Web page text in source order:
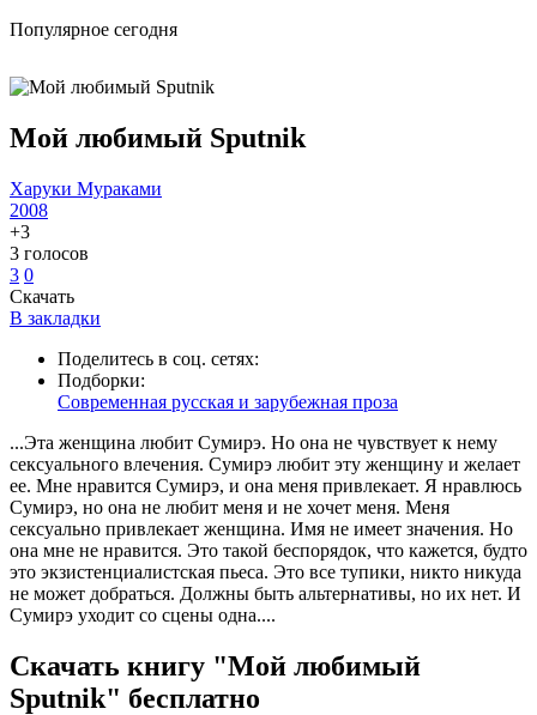
Популярное сегодня
Мой любимый Sputnik
Харуки Мураками
2008
+3
3 голосов
3 0
Скачать
В закладки
Поделитесь в соц. сетях:
Подборки:
Современная русская и зарубежная проза
...Эта женщина любит Сумирэ. Но она не чувствует к нему
сексуального влечения. Сумирэ любит эту женщину и желает
ее. Мне нравится Сумирэ, и она меня привлекает. Я нравлюсь
Сумирэ, но она не любит меня и не хочет меня. Меня
сексуально привлекает женщина. Имя не имеет значения. Но
она мне не нравится. Это такой беспорядок, что кажется, будто
это экзистенциалистская пьеса. Это все тупики, никто никуда
не может добраться. Должны быть альтернативы, но их нет. И
Сумирэ уходит со сцены одна....
Скачать книгу "Мой любимый
Sputnik" бесплатно